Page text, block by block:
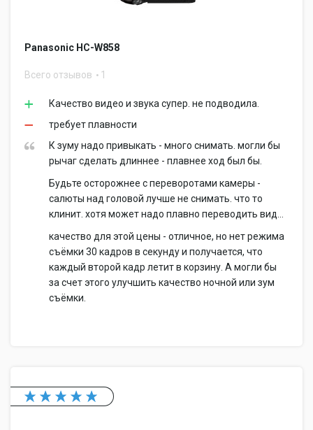
Panasonic HC-W858
Всего отзывов 1
Качество видео и звука супер. не подводила.
требует плавности
К зуму надо привыкать - много снимать. могли бы
рычаг сделать длиннее - плавнее ход был бы.
Будьте осторожнее с переворотами камеры -
салюты над головой лучше не снимать. что то
клинит. хотя может надо плавно переводить вид...
качество для этой цены - отличное, но нет режима
съёмки 30 кадров в секунду и получается, что
каждый второй кадр летит в корзину. А могли бы
за счет этого улучшить качество ночной или зум
съёмки.